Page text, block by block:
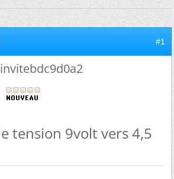
#1
invitebdc9d0a2
tension 9volt vers 4,5